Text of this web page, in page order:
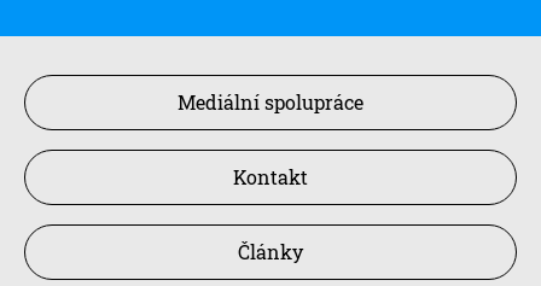
Mediální spolupráce
Kontakt
Články